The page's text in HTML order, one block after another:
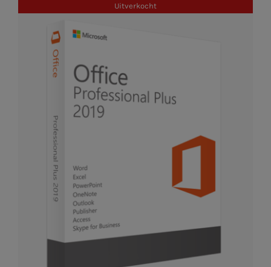
Uitverkocht